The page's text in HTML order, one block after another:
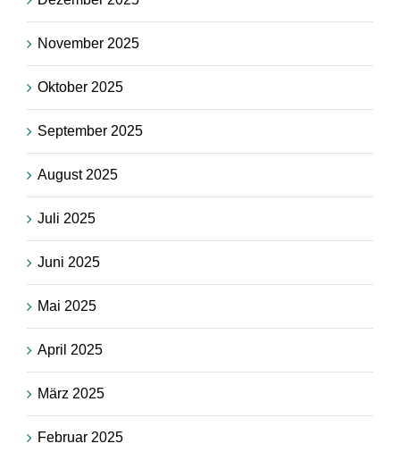
November 2025
Oktober 2025
September 2025
August 2025
Juli 2025
Juni 2025
Mai 2025
April 2025
März 2025
Februar 2025